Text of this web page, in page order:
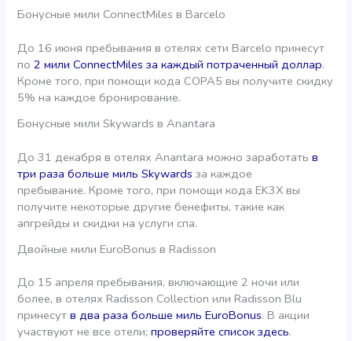
Бонусные мили ConnectMiles в Barcelo
До 16 июня пребывания в отелях сети Barcelo принесут
по2 мили ConnectMiles за каждый потраченный доллар.
Кроме того, при помощи кода COPA5 вы получите скидку
5% на каждое бронирование.
Бонусные мили Skywards в Anantara
До 31 декабря в отелях Anantara можно заработатьв
три раза больше миль Skywards за каждое
пребывание. Кроме того, при помощи кода EK3X вы
получите некоторые другие бенефиты, такие как
апгрейды и скидки на услуги спа.
Двойные мили EuroBonus в Radisson
До 15 апреля пребывания, включающие 2 ночи или
более, в отелях Radisson Collection или Radisson Blu
принесутв два раза больше миль EuroBonus. В акции
участвуют не все отели;проверяйте список здесь.